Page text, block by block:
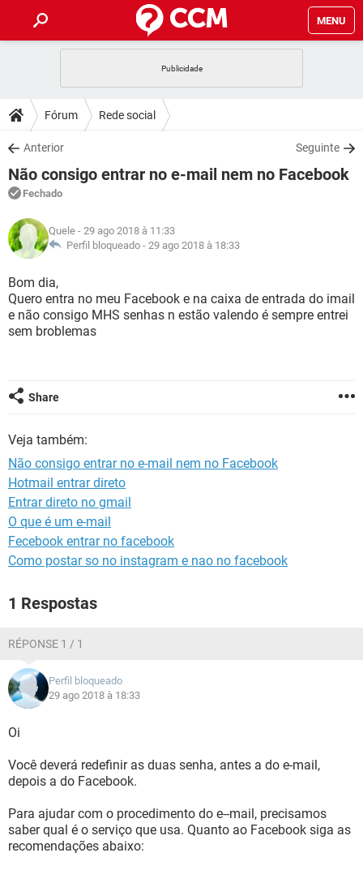
MENU
CELULAR
OUTLOOK
INSTAGRAM GMAIL
GUIA DE COMPRAS
DICAS
JOGOS
OUTLOOK
INSTAGRAM
GUIA DE COMPRAS
DOWNLOADS
JOGOS WHATSAPP
CELULAR
OUTLOOK
INSTAGRAM
GUIA DE COMPRAS
FÓRUM
JOGOS
CELULAR FACEBOOK
INSTAGRAM GMAIL
GUIA DE COMPRAS
GLOSSÁRIO
JOGOS
CELULAR
OUTLOOK EXCEL
Fórum Rede social
Anterior Seguinte
Não consigo entrar no e-mail nem no Facebook
Fechado
Quele - 29 ago 2018 à 11:33
Perfil bloqueado - 29 ago 2018 à 18:33
Bom dia,
Quero entra no meu Facebook e na caixa de entrada do imail
e não consigo MHS senhas n estão valendo é sempre entrei
sem broblemas
Share
Veja também:
Não consigo entrar no e-mail nem no Facebook
Hotmail entrar direto
Entrar direto no gmail
O que é um e-mail
Fecebook entrar no facebook
Como postar so no instagram e nao no facebook
1 Respostas
RÉPONSE 1 / 1
Perfil bloqueado
29 ago 2018 à 18:33
Oi
Você deverá redefinir as duas senha, antes a do e-mail,
depois a do Facebook.
Para ajudar com o procedimento do e--mail, precisamos
saber qual é o serviço que usa. Quanto ao Facebook siga as
recomendações abaixo: